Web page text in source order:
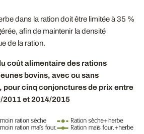
dans la ration doit être limitée à 35 %
afin de maintenir la densité
de la ration.
coût alimentaire des rations
bovins, avec ou sans
pour cinq conjonctures de prix entre
2011 et 2014/2015